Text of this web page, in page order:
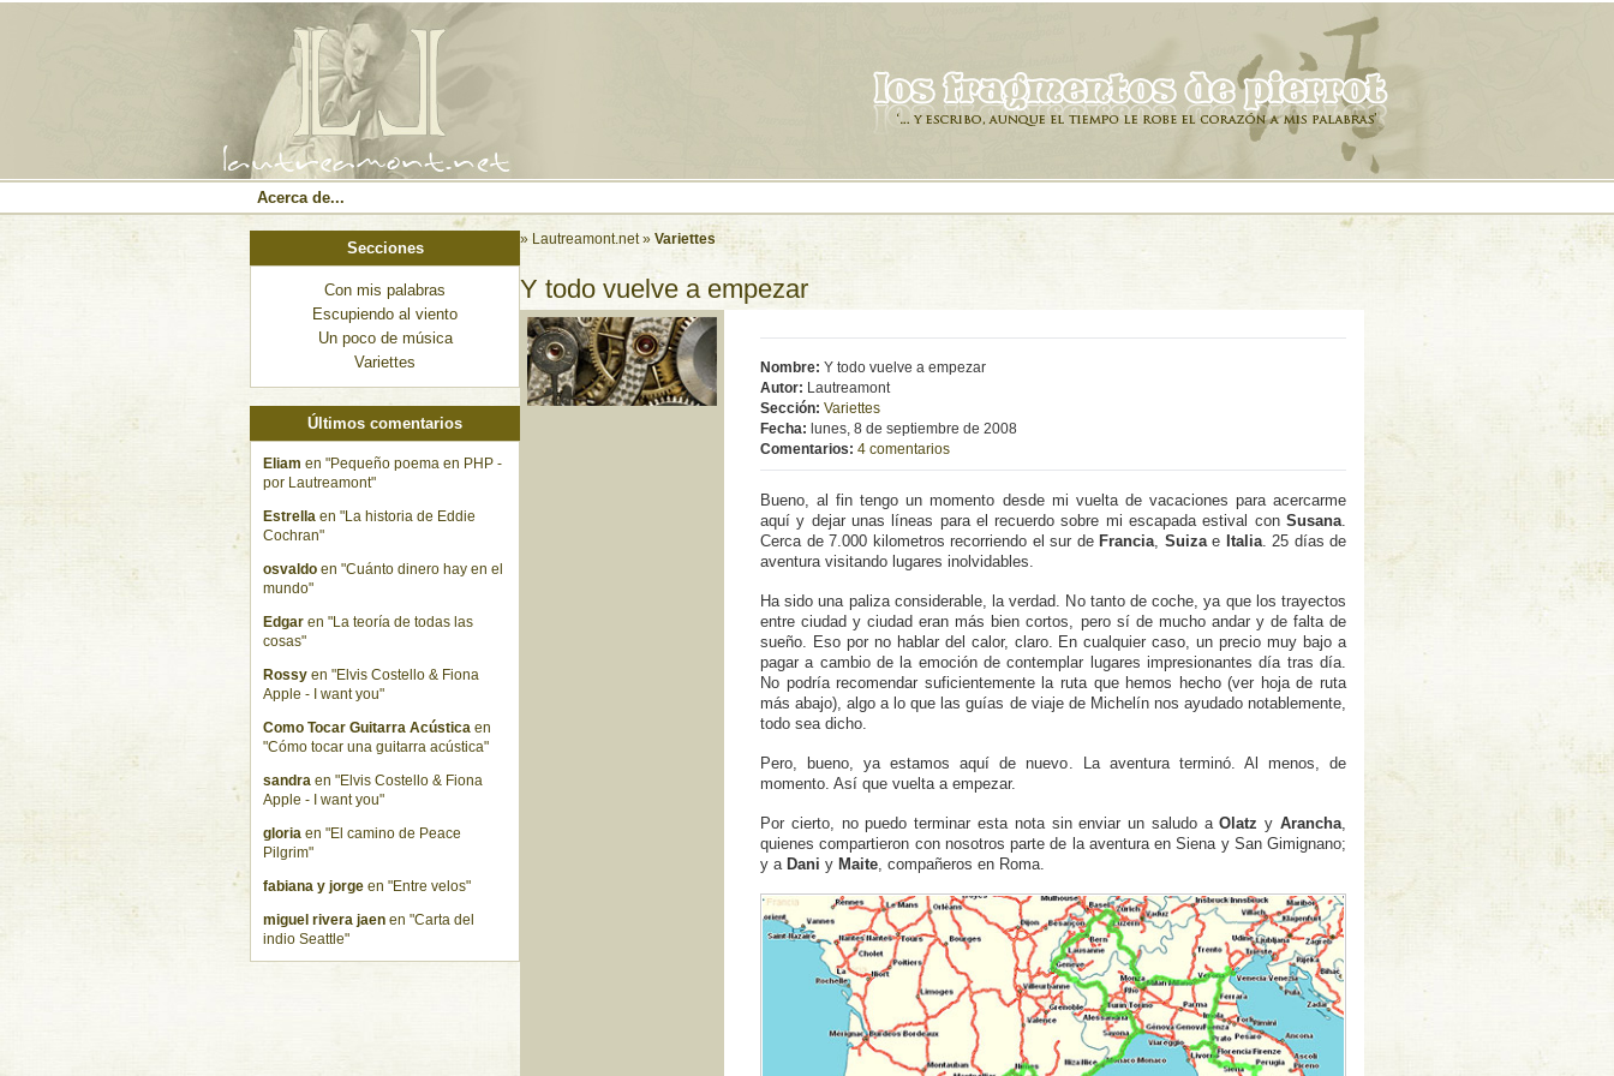
Acerca de...
» Lautreamont.net» Variettes
Y todo vuelve a empezar
Nombre: Y todo vuelve a empezar
Autor: Lautreamont
Sección: Variettes
Fecha: lunes, 8 de septiembre de 2008
Comentarios: 4 comentarios
Bueno, al fin tengo un momento desde mi vuelta de vacaciones para acercarme
aquí­ y dejar unas lí­neas para el recuerdo sobre mi escapada estival con Susana.
Cerca de 7.000 kilometros recorriendo el sur de Francia, Suiza e Italia. 25 dí­as de
aventura visitando lugares inolvidables.
Ha sido una paliza considerable, la verdad. No tanto de coche, ya que los trayectos
entre ciudad y ciudad eran más bien cortos, pero sí­ de mucho andar y de falta de
sueño. Eso por no hablar del calor, claro. En cualquier caso, un precio muy bajo a
pagar a cambio de la emoción de contemplar lugares impresionantes dí­a tras dí­a.
No podrí­a recomendar suficientemente la ruta que hemos hecho (ver hoja de ruta
más abajo), algo a lo que las guí­as de viaje de Michelí­n nos ayudado notablemente,
todo sea dicho.
Pero, bueno, ya estamos aquí­ de nuevo. La aventura terminó. Al menos, de
momento. Así­ que vuelta a empezar.
Por cierto, no puedo terminar esta nota sin enviar un saludo aOlatz yArancha,
quienes compartieron con nosotros parte de la aventura en Siena y San Gimignano;
y a Dani y Maite, compañeros en Roma.
Secciones
Con mis palabras
Escupiendo al viento
Un poco de música
Variettes
Últimos comentarios
Eliam en "Pequeño poema en PHP -
por Lautreamont"
Estrella en "La historia de Eddie
Cochran"
osvaldo en "Cuánto dinero hay en el
mundo"
Edgar en "La teoría de todas las
cosas"
Rossy en "Elvis Costello & Fiona
Apple - I want you"
Como Tocar Guitarra Acústica en
"Cómo tocar una guitarra acústica"
sandra en "Elvis Costello & Fiona
Apple - I want you"
gloria en "El camino de Peace
Pilgrim"
fabiana y jorge en "Entre velos"
miguel rivera jaen en "Carta del
indio Seattle"